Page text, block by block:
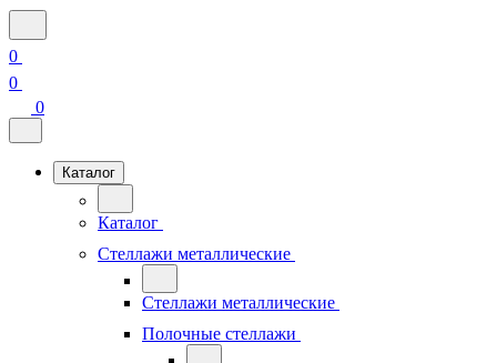
0
0
0
Каталог
Каталог
Стеллажи металлические
Стеллажи металлические
Полочные стеллажи